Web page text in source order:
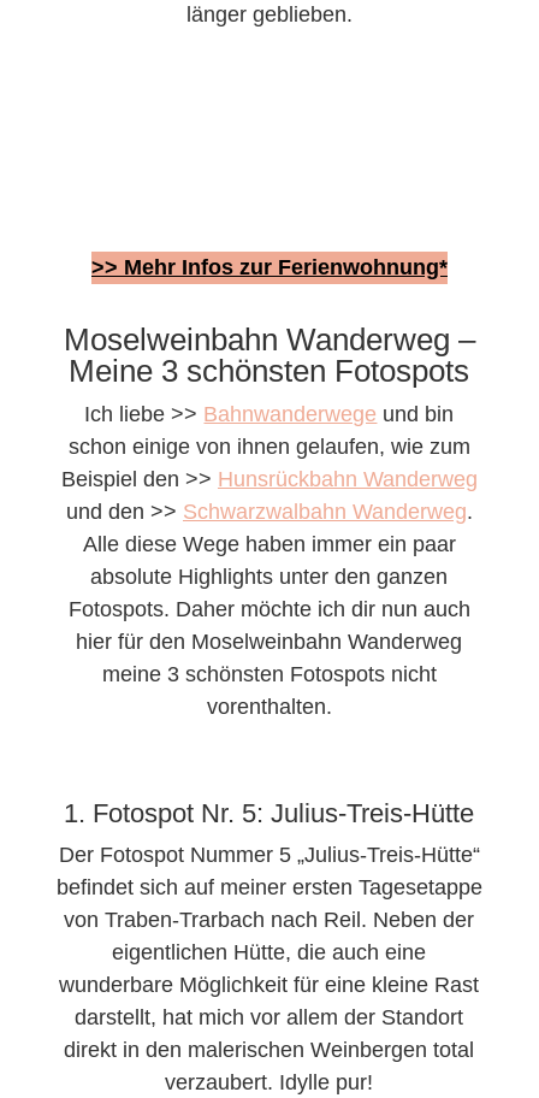
länger geblieben.
>> Mehr Infos zur Ferienwohnung*
Moselweinbahn Wanderweg –
Meine 3 schönsten Fotospots
Ich liebe >> Bahnwanderwege und bin
schon einige von ihnen gelaufen, wie zum
Beispiel den >> Hunsrückbahn Wanderweg
und den >> Schwarzwalbahn Wanderweg.
Alle diese Wege haben immer ein paar
absolute Highlights unter den ganzen
Fotospots. Daher möchte ich dir nun auch
hier für den Moselweinbahn Wanderweg
meine 3 schönsten Fotospots nicht
vorenthalten.
1. Fotospot Nr. 5: Julius-Treis-Hütte
Der Fotospot Nummer 5 „Julius-Treis-Hütte“
befindet sich auf meiner ersten Tagesetappe
von Traben-Trarbach nach Reil. Neben der
eigentlichen Hütte, die auch eine
wunderbare Möglichkeit für eine kleine Rast
darstellt, hat mich vor allem der Standort
direkt in den malerischen Weinbergen total
verzaubert. Idylle pur!